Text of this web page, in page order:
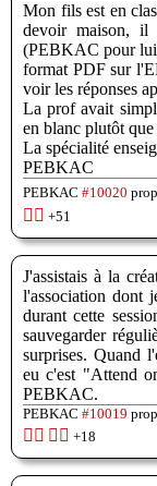
Mon fils est en
devoir maison, il
(PEBKAC pour
format PDF sur
voir les réponses
La prof avait
en blanc plutôt que
La spécialité
PEBKAC
PEBKAC #10020
👎🏽 +51
J'assistais à la
l'association dont
durant cette
sauvegarder
surprises. Quand
eu c'est "Attend
PEBKAC.
PEBKAC #10019
👍🏽 👎🏽 +18